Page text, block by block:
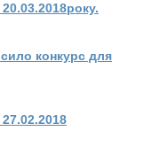
конкурс для